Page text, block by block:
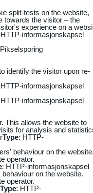
split-tests on the website,
towards the visitor – the
experience on a
informasjonskapsel
identify the visitor upon re-
informasjonskapsel
informasjonskapsel
This allows the website to
for analysis and
Type: HTTP-
behaviour on the
operator.
: HTTP-informasjonskapsel
on the website.
operator.
Type: HTTP-